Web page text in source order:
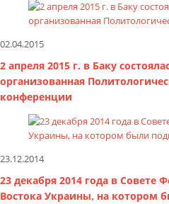
02.04.2015
2 апреля 2015 г. в Баку
организованная
конференции
23.12.2014
23 декабря 2014 года в
Востока Украины, на котором